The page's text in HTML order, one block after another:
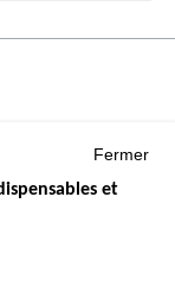
Fermer
et